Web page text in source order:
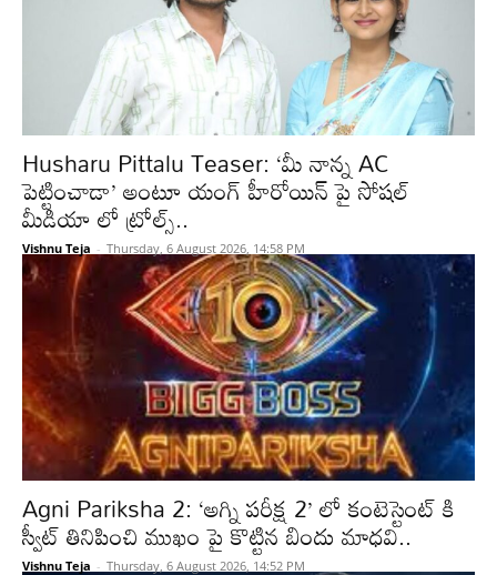
Husharu Pittalu Teaser: ‘మీ నాన్న AC
పెట్టించాడా’ అంటూ యంగ్ హీరోయిన్ పై సోషల్
మీడియా లో ట్రోల్స్..
Vishnu Teja - Thursday, 6 August 2026, 14:58 PM
Agni Pariksha 2: ‘అగ్ని పరీక్ష 2’ లో కంటెస్టెంట్ కి
స్వీట్ తినిపించి ముఖం పై కొట్టిన బిందు మాధవి..
Vishnu Teja - Thursday, 6 August 2026, 14:52 PM